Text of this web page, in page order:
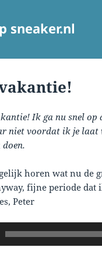
sneaker.nl
Ik ga nu snel op
niet voordat ik je laat
horen wat nu de
fijne periode dat
Peter